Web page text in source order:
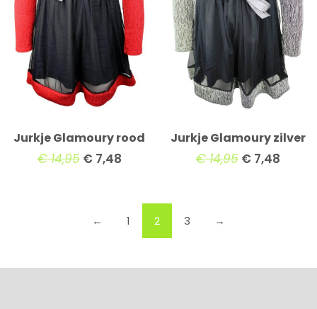
Jurkje Glamoury rood
€14,95 €7,48
Jurkje Glamoury zilver
€14,95 €7,48
← 1 2 3 →